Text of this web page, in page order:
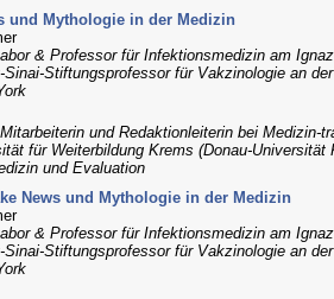
und Mythologie in der Medizin
& Professor für Infektionsmedizin am
Sinai-Stiftungsprofessor für Vakzinologie an
und Redaktionleiterin bei Medizin-
für Weiterbildung Krems (Donau-Universität
und Evaluation
News und Mythologie in der Medizin
& Professor für Infektionsmedizin am
Sinai-Stiftungsprofessor für Vakzinologie an